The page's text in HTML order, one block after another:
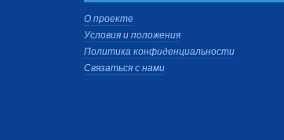
О проекте
Условия и положения
Политика конфиденциальности
Связаться с нами